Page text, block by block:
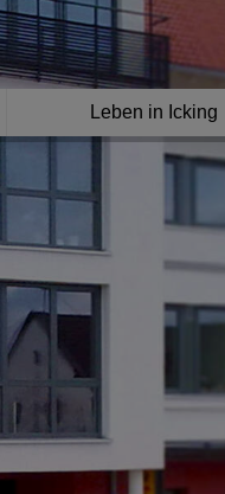
Leben in Icking